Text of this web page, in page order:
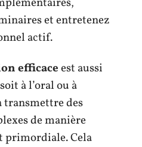
et entretenez
actif.
efficaceest aussi
à l’oral ou à
transmettre des
de manière
primordiale. Cela